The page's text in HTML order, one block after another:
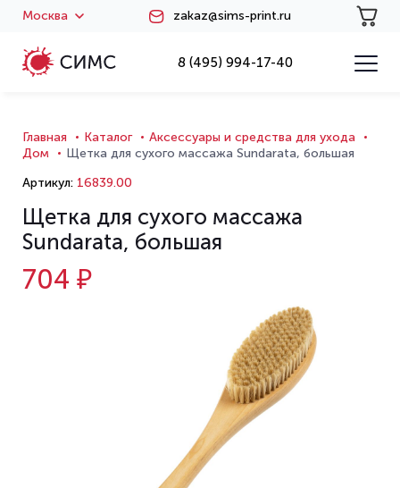
Москва zakaz@sims-print.ru
8 (495) 994-17-40
Главная Каталог
Аксессуары и средства для ухода
Дом
Щетка для сухого массажа Sundarata, большая
Артикул: 16839.00
Щетка для сухого массажа
Sundarata, большая
704 ₽